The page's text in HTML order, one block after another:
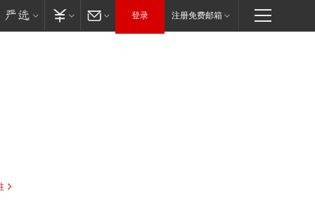
登录 注册免费邮箱